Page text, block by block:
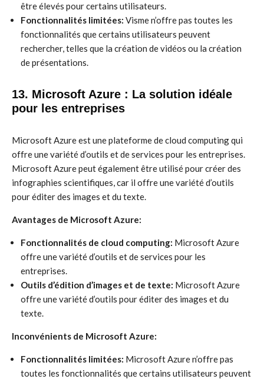
être élevés pour certains utilisateurs.
Fonctionnalités limitées: Visme n’offre pas toutes les
fonctionnalités que certains utilisateurs peuvent
rechercher, telles que la création de vidéos ou la création
de présentations.
13. Microsoft Azure : La solution idéale
pour les entreprises
Microsoft Azure est une plateforme de cloud computing qui
offre une variété d’outils et de services pour les entreprises.
Microsoft Azure peut également être utilisé pour créer des
infographies scientifiques, car il offre une variété d’outils
pour éditer des images et du texte.
Avantages de Microsoft Azure:
Fonctionnalités de cloud computing: Microsoft Azure
offre une variété d’outils et de services pour les
entreprises.
Outils d’édition d’images et de texte: Microsoft Azure
offre une variété d’outils pour éditer des images et du
texte.
Inconvénients de Microsoft Azure:
Fonctionnalités limitées: Microsoft Azure n’offre pas
toutes les fonctionnalités que certains utilisateurs peuvent